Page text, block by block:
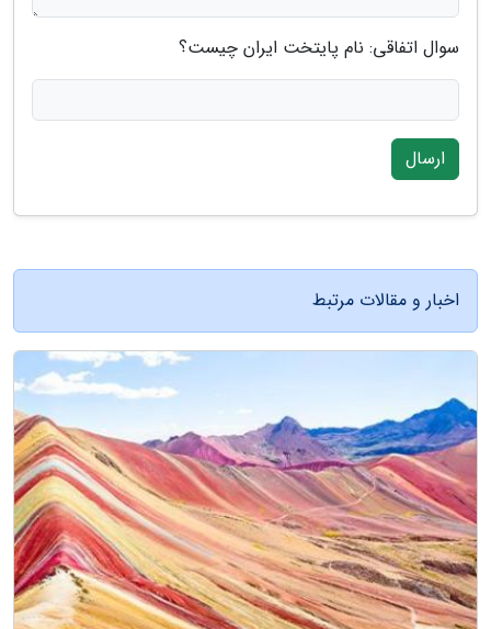
سوال اتفاقی: نام پایتخت ایران چیست؟
ارسال
اخبار و مقالات مرتبط